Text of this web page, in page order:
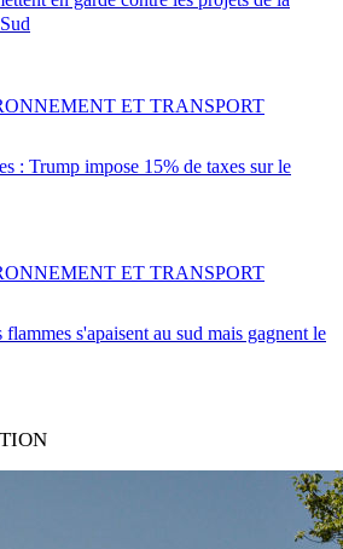
: Trump impose 15% de taxes sur le
ET TRANSPORT
s'apaisent au sud mais gagnent le
ET TRANSPORT